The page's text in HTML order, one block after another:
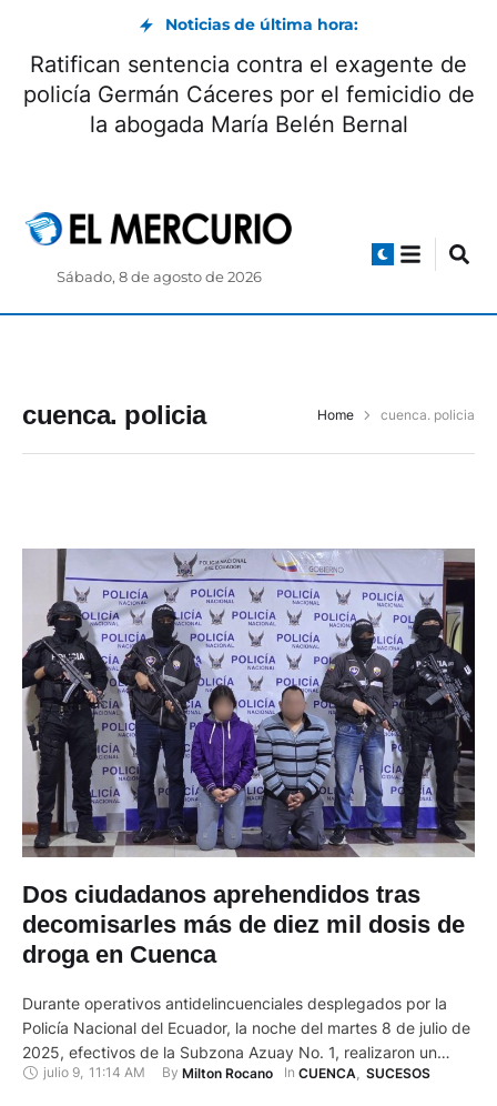
Noticias de última hora:
Ratifican sentencia contra el exagente de
policía Germán Cáceres por el femicidio de
la abogada María Belén Bernal
Sábado, 8 de agosto de 2026
cuenca. policia Home cuenca. policia
Dos ciudadanos aprehendidos tras
decomisarles más de diez mil dosis de
droga en Cuenca
Durante operativos antidelincuenciales desplegados por la
Policía Nacional del Ecuador, la noche del martes 8 de julio de
2025, efectivos de la Subzona Azuay No. 1, realizaron un
operativo en las inmediaciones del intercambiador de
julio 9, 11:14 AM By Milton Rocano In CUENCA SUCESOS